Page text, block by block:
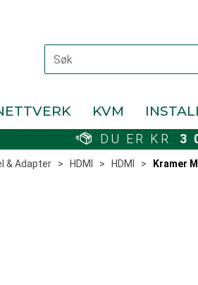
KVM
DU ER KR. 3
& Adapter > HDMI > HDMI > Kramer